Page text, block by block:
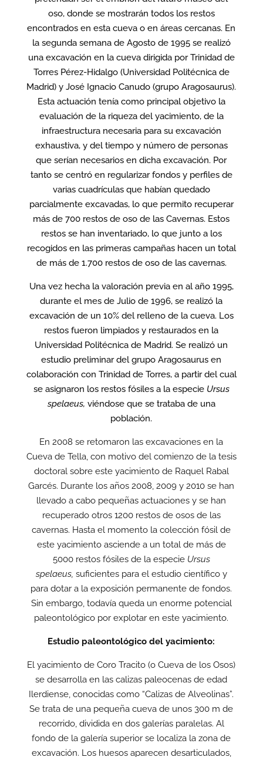
oso, donde se mostrarán todos los restos
encontrados en esta cueva o en áreas cercanas. En
la segunda semana de Agosto de 1995 se realizó
una excavación en la cueva dirigida por Trinidad de
Torres Pérez-Hidalgo (Universidad Politécnica de
Madrid) y José Ignacio Canudo (grupo Aragosaurus).
Esta actuación tenía como principal objetivo la
evaluación de la riqueza del yacimiento, de la
infraestructura necesaria para su excavación
exhaustiva, y del tiempo y número de personas
que serían necesarios en dicha excavación. Por
tanto se centró en regularizar fondos y perfiles de
varias cuadrículas que habían quedado
parcialmente excavadas, lo que permito recuperar
más de 700 restos de oso de las Cavernas. Estos
restos se han inventariado, lo que junto a los
recogidos en las primeras campañas hacen un total
de más de 1.700 restos de oso de las cavernas.
Una vez hecha la valoración previa en al año 1995,
durante el mes de Julio de 1996, se realizó la
excavación de un 10% del relleno de la cueva. Los
restos fueron limpiados y restaurados en la
Universidad Politécnica de Madrid. Se realizó un
estudio preliminar del grupo Aragosaurus en
colaboración con Trinidad de Torres, a partir del cual
se asignaron los restos fósiles a la especie Ursus
spelaeus, viéndose que se trataba de una
población.
En 2008 se retomaron las excavaciones en la
Cueva de Tella, con motivo del comienzo de la tesis
doctoral sobre este yacimiento de Raquel Rabal
Garcés. Durante los años 2008, 2009 y 2010 se han
llevado a cabo pequeñas actuaciones y se han
recuperado otros 1200 restos de osos de las
cavernas. Hasta el momento la colección fósil de
este yacimiento asciende a un total de más de
5000 restos fósiles de la especie Ursus
spelaeus, suficientes para el estudio científico y
para dotar a la exposición permanente de fondos.
Sin embargo, todavía queda un enorme potencial
paleontológico por explotar en este yacimiento.
Estudio paleontológico del yacimiento:
El yacimiento de Coro Tracito (o Cueva de los Osos)
se desarrolla en las calizas paleocenas de edad
Ilerdiense, conocidas como “Calizas de Alveolinas”.
Se trata de una pequeña cueva de unos 300 m de
recorrido, dividida en dos galerías paralelas. Al
fondo de la galería superior se localiza la zona de
excavación. Los huesos aparecen desarticulados,